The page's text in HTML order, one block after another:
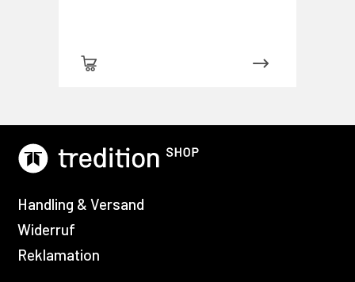
Handling & Versand
Widerruf
Reklamation